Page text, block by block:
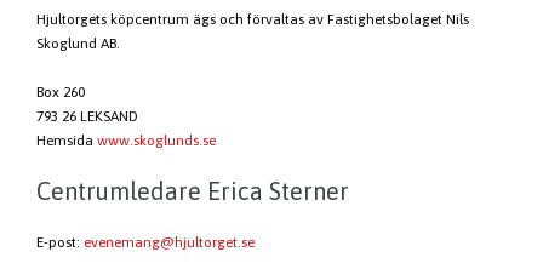
Hjultorgets köpcentrum ägs och förvaltas av Fastighetsbolaget Nils
Skoglund AB.
Box 260
793 26 LEKSAND
Hemsida www.skoglunds.se
Centrumledare Erica Sterner
E-post: evenemang@hjultorget.se